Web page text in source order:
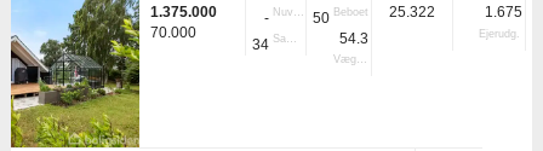
1.375.000
70.000
- Nuvær.
34 Samlet
50 Beboet
54.3
Vægtet
25.322 1.675
Ejerudg.